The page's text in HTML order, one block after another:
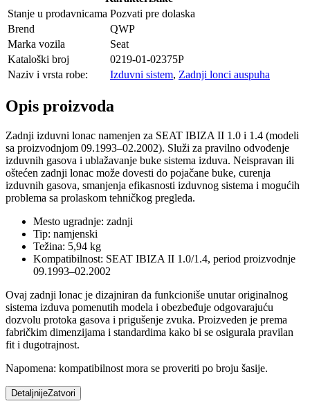
Stanje u prodavnicama Pozvati pre dolaska
Brend
QWP
Marka vozila
Seat
Kataloški broj
0219-01-02375P
Naziv i vrsta robe:
Izduvni sistem, Zadnji lonci auspuha
Opis proizvoda
Zadnji izduvni lonac namenjen za SEAT IBIZA II 1.0 i 1.4 (modeli
sa proizvodnjom 09.1993–02.2002). Služi za pravilno odvođenje
izduvnih gasova i ublažavanje buke sistema izduva. Neispravan ili
oštećen zadnji lonac može dovesti do pojačane buke, curenja
izduvnih gasova, smanjenja efikasnosti izduvnog sistema i mogućih
problema sa prolaskom tehničkog pregleda.
Mesto ugradnje: zadnji
Tip: namjenski
Težina: 5,94 kg
Kompatibilnost: SEAT IBIZA II 1.0/1.4, period proizvodnje
09.1993–02.2002
Ovaj zadnji lonac je dizajniran da funkcioniše unutar originalnog
sistema izduva pomenutih modela i obezbeđuje odgovarajuću
dozvolu protoka gasova i prigušenje zvuka. Proizveden je prema
fabričkim dimenzijama i standardima kako bi se osigurala pravilan
fit i dugotrajnost.
Napomena: kompatibilnost mora se proveriti po broju šasije.
DetaljnijeZatvori